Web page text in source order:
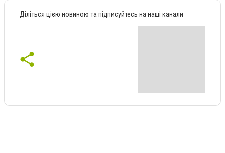
Діліться цією новиною та підписуйтесь на наші канали